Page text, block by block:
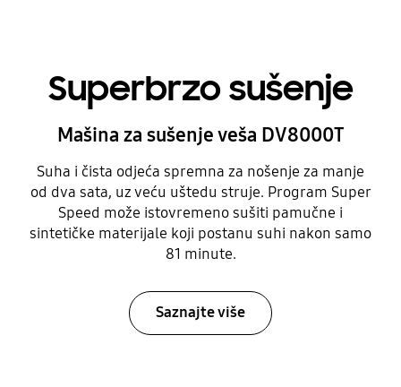
Superbrzo sušenje
Mašina za sušenje veša DV8000T
Suha i čista odjeća spremna za nošenje za manje
od dva sata, uz veću uštedu struje. Program Super
Speed može istovremeno sušiti pamučne i
sintetičke materijale koji postanu suhi nakon samo
81 minute.
Saznajte više